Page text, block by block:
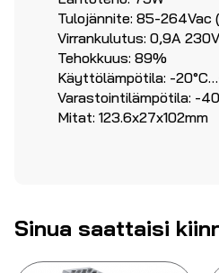
Tulojännite: 85-264Vac
Virrankulutus: 0,9A
Tehokkuus: 89%
Käyttölämpötila: -
Varastointilämpötila: -
Mitat: 123.6x27x102mm
Sinua saattaisi